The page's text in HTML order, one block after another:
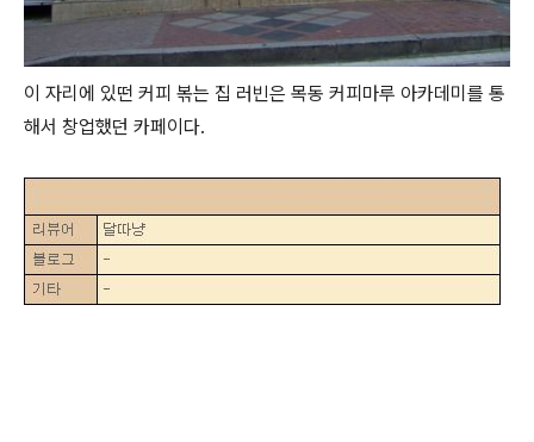
이 자리에 있떤 커피 볶는 집 러빈은 목동 커피마루 아카데미를 통
해서 창업했던 카페이다.